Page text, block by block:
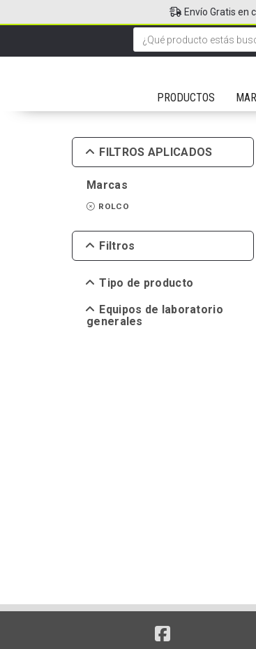
PRODUCTOS
Envío Gratis en
FILTROS APLICADOS
Marcas
ROLCO
Filtros
Tipo de producto
Equipos de laboratorio
generales